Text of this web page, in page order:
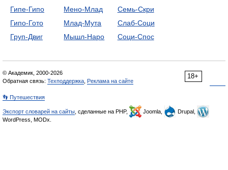
Гипе-Гипо
Гипо-Гото
Груп-Двиг
Мено-Млад
Млад-Мута
Мышл-Наро
Семь-Скри
Слаб-Соци
Соци-Спос
18+
© Академик, 2000-2026
Обратная связь: Техподдержка Реклама на сайте
👣 Путешествия
Экспорт словарей на сайты , сделанные на PHP, Joomla,
Drupal,
WordPress, MODx.